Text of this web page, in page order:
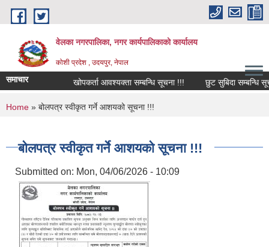
Skip to main content
वेलका नगरपालिका, नगर कार्यपालिकाको कार्यालय
कोशी प्रदेश , उदयपुर, नेपाल
समाचार खोपकर्ता आवश्यक्ता सम्बन्धि सूचना !!! छुट सुबिदा सम्बन्धि सूचना,
You are here
Home » बोलपत्र स्वीकृत गर्ने आशयको सूचना !!!
बोलपत्र स्वीकृत गर्ने आशयको सूचना !!!
Submitted on: Mon, 04/06/2026 - 10:09